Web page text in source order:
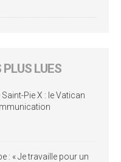
LUES
Pie X : le Vatican
: « Je travaille pour un